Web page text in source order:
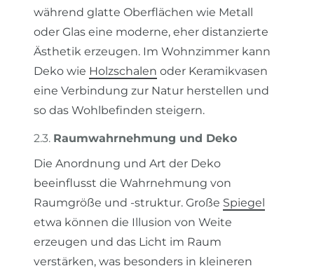
während glatte Oberflächen wie Metall
oder Glas eine moderne, eher distanzierte
Ästhetik erzeugen. Im Wohnzimmer kann
Deko wie Holzschalen oder Keramikvasen
eine Verbindung zur Natur herstellen und
so das Wohlbefinden steigern.
2.3. Raumwahrnehmung und Deko
Die Anordnung und Art der Deko
beeinflusst die Wahrnehmung von
Raumgröße und -struktur. Große Spiegel
etwa können die Illusion von Weite
erzeugen und das Licht im Raum
verstärken, was besonders in kleineren